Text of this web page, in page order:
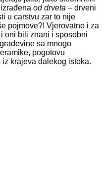
od drveta – drveni
u carstvu zar to nije
pojmove?! Vjerovatno i za
oni bili znani i sposobni
sa mnogo
pogotovu
krajeva dalekog istoka.